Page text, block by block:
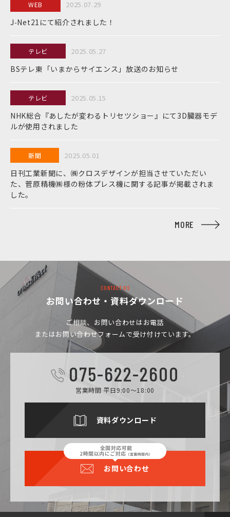
WEB 2025.07.29
J‑Net21にて紹介されました！
テレビ 2025.05.27
BSテレ東「いまからサイエンス」放送のお知らせ
テレビ 2025.05.15
NHK総合『あしたが変わるトリセツショー』にて3D臓器モデ
ルが使用されました
新聞 2025.05.01
日刊工業新聞に、㈱クロスデザインが担当させていただい
た、菅原精機㈱様の粉体プレス機に関する記事が掲載されま
した。
MORE
CONTACT US
お問い合わせ・資料ダウンロード
ご相談、お問い合わせはお電話
またはお問い合わせフォームで受け付けています。
075-622-2600
営業時間 平日9:00～18:00
資料ダウンロード
お問い合わせ